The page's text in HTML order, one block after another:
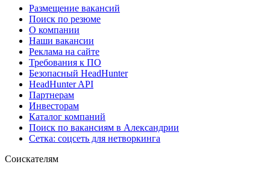
Размещение вакансий
Поиск по резюме
О компании
Наши вакансии
Реклама на сайте
Требования к ПО
Безопасный HeadHunter
HeadHunter API
Партнерам
Инвесторам
Каталог компаний
Поиск по вакансиям в Александрии
Сетка: соцсеть для нетворкинга
Соискателям